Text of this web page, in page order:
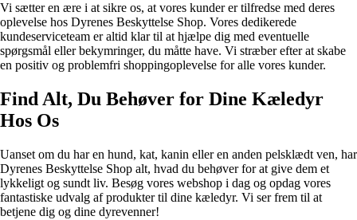
Vi sætter en ære i at sikre os, at vores kunder er tilfredse med deres
oplevelse hos Dyrenes Beskyttelse Shop. Vores dedikerede
kundeserviceteam er altid klar til at hjælpe dig med eventuelle
spørgsmål eller bekymringer, du måtte have. Vi stræber efter at skabe
en positiv og problemfri shoppingoplevelse for alle vores kunder.
Find Alt, Du Behøver for Dine Kæledyr
Hos Os
Uanset om du har en hund, kat, kanin eller en anden pelsklædt ven, har
Dyrenes Beskyttelse Shop alt, hvad du behøver for at give dem et
lykkeligt og sundt liv. Besøg vores webshop i dag og opdag vores
fantastiske udvalg af produkter til dine kæledyr. Vi ser frem til at
betjene dig og dine dyrevenner!